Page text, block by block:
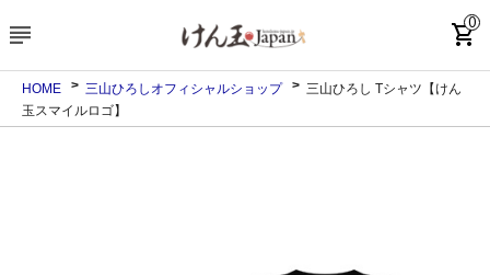
subject shopping_cart
0
HOME 三山ひろしオフィシャルショップ
三山ひろし Tシャツ【けん
玉スマイルロゴ】